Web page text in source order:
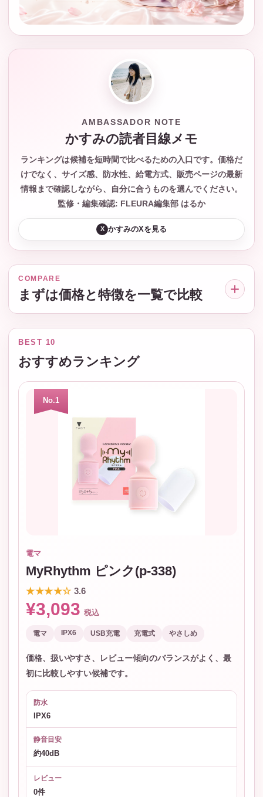
AMBASSADOR NOTE
かすみの読者目線メモ
ランキングは候補を短時間で比べるための入口です。価格だ
けでなく、サイズ感、防水性、給電方式、販売ページの最新
情報まで確認しながら、自分に合うものを選んでください。
監修・編集確認: FLEURA編集部 はるか
X かすみのXを見る
COMPARE
まずは価格と特徴を一覧で比較
BEST 10
おすすめランキング
No.1
電マ
MyRhythm ピンク(p-338)
★★★★☆ 3.6
¥3,093 税込
電マ IPX6 USB充電 充電式 やさしめ
価格、扱いやすさ、レビュー傾向のバランスがよく、最
初に比較しやすい候補です。
防水
IPX6
静音目安
約40dB
レビュー
0件